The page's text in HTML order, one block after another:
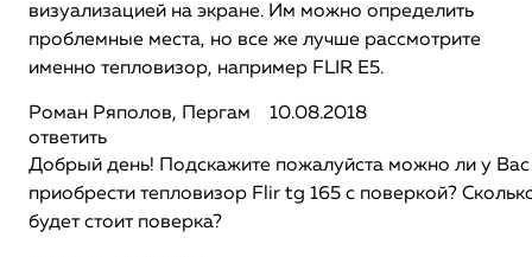
визуализацией на экране. Им можно определить
проблемные места, но все же лучше рассмотрите
именно тепловизор, например FLIR E5.
Роман Ряполов, Пергам 10.08.2018
ответить
Добрый день! Подскажите пожалуйста можно ли у Вас
приобрести тепловизор Flir tg 165 с поверкой?
будет стоит поверка?